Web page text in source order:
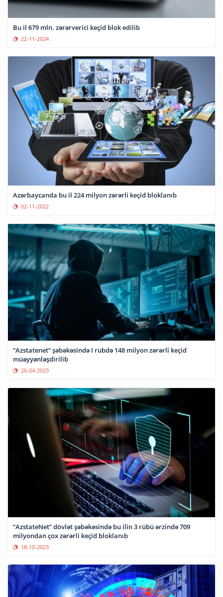
Bu il 679 mln. zərərverici keçid blok edilib
22-11-2024
Azərbaycanda bu il 224 milyon zərərli keçid bloklanıb
02-11-2022
“Azstatenet” şəbəkəsində I rübdə 148 milyon zərərli keçid
müəyyənləşdirilib
26-04-2023
“AzstateNet” dövlət şəbəkəsində bu ilin 3 rübü ərzində 709
milyondan çox zərərli keçid bloklanıb
18-10-2023